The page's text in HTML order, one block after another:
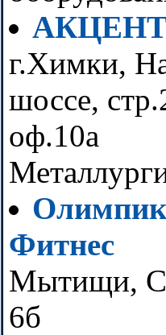
г.Химки,
шоссе,
оф.10а
Олимпик
Фитнес
Мытищи,
6б